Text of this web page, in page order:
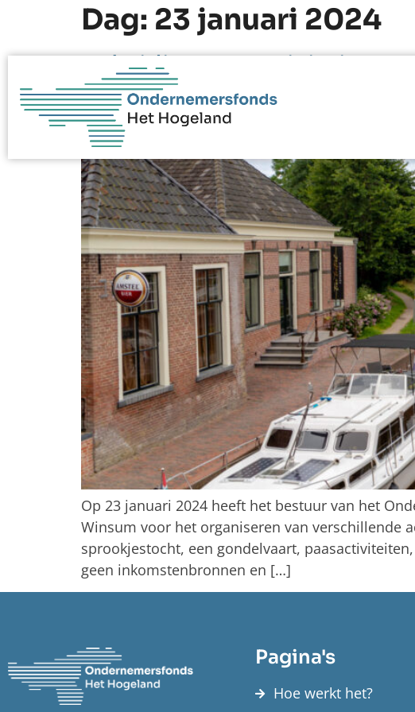
Dag: 23 januari 2024
Subsidie voor activiteiten
Op 23 januari 2024 heeft het bestuur van het
Winsum voor het organiseren van verschillende
sprookjestocht, een gondelvaart,
geen inkomstenbronnen en […]
Pagina's
Hoe werkt het?